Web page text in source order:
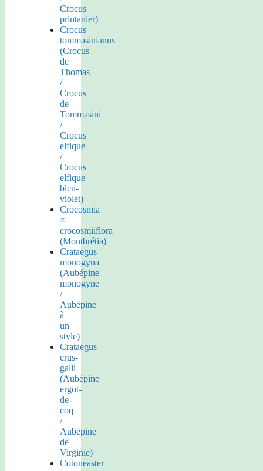
Crocus
printanier)
Crocus
tommasinianus
(Crocus
de
Thomas
/
Crocus
de
Tommasini
/
Crocus
elfique
/
Crocus
elfique
bleu-
violet)
Crocosmia
×
crocosmiiflora
(Montbrétia)
Crataegus
monogyna
(Aubépine
monogyne
/
Aubépine
à
un
style)
Crataegus
crus-
galli
(Aubépine
ergot-
de-
coq
/
Aubépine
de
Virginie)
Cotoneaster